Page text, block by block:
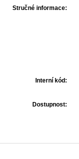
Stručné informace:
Interní kód:
Dostupnost: